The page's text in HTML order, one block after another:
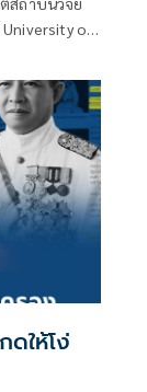
of
ดให้โง่